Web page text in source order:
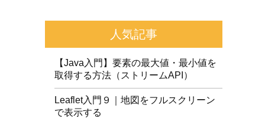
人気記事
【Java入門】要素の最大値・最小値を
取得する方法（ストリームAPI）
Leaflet入門９｜地図をフルスクリーン
で表示する